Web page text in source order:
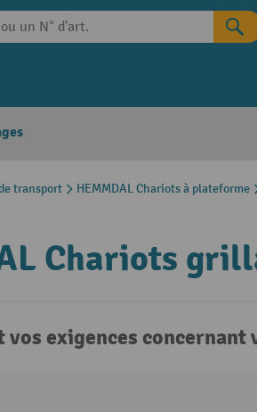
transport HEMMDAL Chariots à plateforme
Chariots
vos exigences